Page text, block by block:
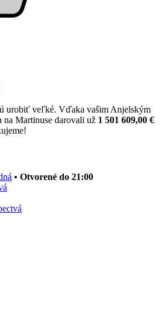
urobiť veľké. Vďaka vašim Anjelským
na Martinuse darovali už 1 501 609,00 €
• Otvorené do 21:00